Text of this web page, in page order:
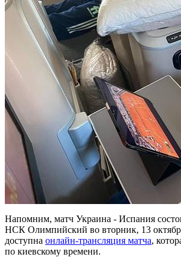
Напомним, матч Украина - Испания
НСК Олимпийский во вторник, 13
доступна онлайн-трансляция матча,
по киевскому времени.